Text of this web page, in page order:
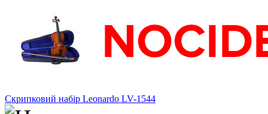
Скрипковий набір Leonardo LV-1544